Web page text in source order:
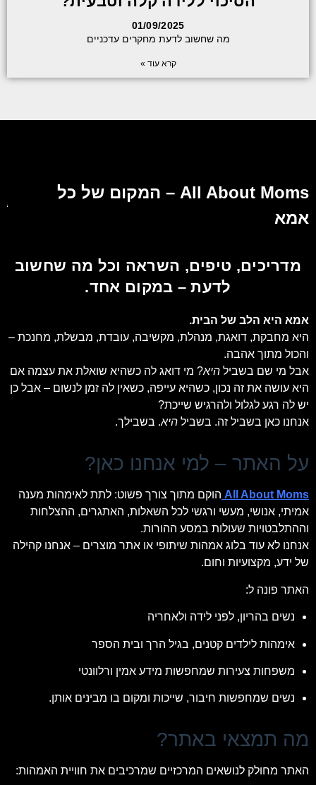
01/09/2025
מה שחשוב לדעת מחקרים עדכניים
קרא עוד »
All About Moms – המקום של כל
אמא
מדריכים, טיפים, השראה וכל מה שחשוב
לדעת – במקום אחד.
אמא היא הלב של הבית.
היא מחבקת, דואגת, מנהלת, מקשיבה, עובדת, מבשלת, מחנכת –
והכול מתוך אהבה.
אבל מי שם בשביל היא? מי דואג לה כשהיא שואלת את עצמה אם
היא עושה את זה נכון, כשהיא עייפה, כשאין לה זמן לנשום – אבל כן
יש לה רגע לגלול ולהרגיש שייכת?
אנחנו כאן בשביל זה. בשביל היא. בשבילך.
על האתר – למי אנחנו כאן?
All About Moms הוקם מתוך צורך פשוט: לתת לאימהות מענה
אמיתי, אנושי, מעשי ורגשי לכל השאלות, האתגרים, ההצלחות
וההתלבטויות שעולות במסע ההורות.
אנחנו לא עוד בלוג אמהות שיתופי או אתר מוצרים – אנחנו קהילה
של ידע, מקצועיות וחום.
האתר פונה ל:
נשים בהריון, לפני לידה ולאחריה
אימהות לילדים קטנים, בגיל הרך ובית הספר
משפחות צעירות שמחפשות מידע אמין ורלוונטי
נשים שמחפשות חיבור, שייכות ומקום בו מבינים אותן.
מה תמצאי באתר?
האתר מחולק לנושאים המרכזיים שמרכיבים את חוויית האמהות: